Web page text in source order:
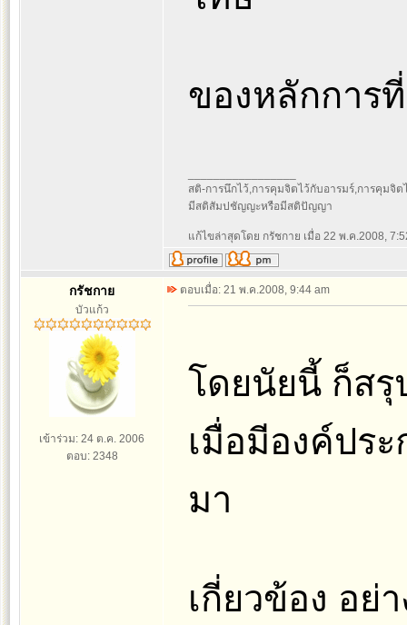
ของหลักการ
สติ-การนึกไว้,การคุมจิตไว้กับอารมร์,การคุมจิ
มีสติสัมปชัญญะหรือมีสติปัญญา
แก้ไขล่าสุดโดย กรัชกาย เมื่อ 22 พ.ค.2008,
กรัชกาย
บัวแก้ว
เข้าร่วม: 24 ต.ค. 2006
ตอบ: 2348
ตอบเมื่อ: 21 พ.ค.2008, 9:44 am
โดยนัยนี้ ก็สรุ
เมื่อมีองค์ปร
มา
เกี่ยวข้อง อย่